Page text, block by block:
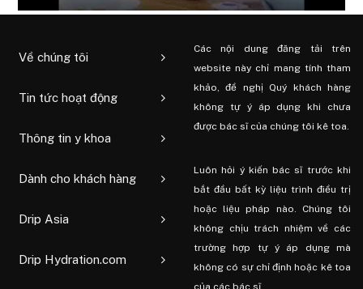
Về chúng tôi
Tin tức hoạt động
Thông tin y khoa
Dành cho khách hàng
Drip Asia
Drip Hydration.com
Các nội dung đăng tải trên
website này chỉ mang tính tham
khảo, đề nghị Quý khách hàng
không tự ý áp dụng khi chưa
được bác sĩ của chúng tôi kê toa.
Luôn hỏi ý kiến ​​bác sĩ trước khi
bắt đầu bất kỳ liệu trình điều trị
hoặc liệu pháp nào. Chúng tôi
không chịu trách nhiệm về các
trường hợp tự ý áp dụng mà
không có sự chỉ định hoặc kê toa